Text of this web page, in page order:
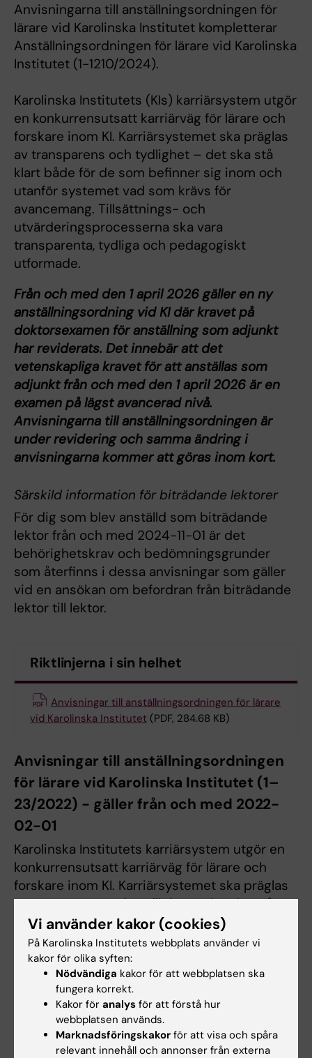
Anvisningarna till anställningsordningen för
lärare vid Karolinska Institutet kompletterar
Anställningsordningen för lärare vid Karolinska
Institutet (1-1210/2024).
Karolinska Institutets (KIs) karriärsystem utgör
en konkurrensutsatt karriärväg för lärare och
forskare inom KI. Karriärsystemet ska präglas
av transparens och tydlighet – det ska stå
klart både för de som befinner sig inom och
utanför systemet vad som krävs för
avancemang. Tillsättnings- och
utvärderingsprocesserna ska vara
transparenta, tydliga och pedagogiskt
utformade.
Från och med den 1 april 2026 gäller en ny
anställningsordning vid KI där kravet på
doktorsexamen för anställning som adjunkt
har reviderats. Det innebär att det
vetenskapliga kravet för att anställas som
adjunkt från och med den 1 april 2026 är en
examen på lägst avancerad nivå.
Anvisningarna till anställningsordningen är
under revidering och samma ändring i
anvisningarna kommer att göras inom kort.
Särskild information för biträdande lektorer
För dig som blev anställd som biträdande
lektor från och med 2024-11-01 är det
behörighetskrav och bedömningsgrunder
som återfinns i dessa anvisningar som gäller
vid en ansökan om befordran från biträdande
lektor till lektor.
Riktlinjerna i sin helhet
Anvisningar till anställningsordningen för lärare
vid Karolinska Institutet (PDF, 284.68 KB)
Anvisningar till anställningsordningen
för lärare vid Karolinska Institutet (1–
23/2022) - gäller från och med 2022-
02-01
Karolinska Institutets karriärsystem utgör en
konkurrensutsatt karriärväg för lärare och
forskare inom KI. Karriärsystemet ska präglas
av transparens och tydlighet – det ska stå
klart både för de som befinner sig inom och
utanför systemet vad som krävs för
avancemang. Tillsättnings- och
utvärderingsprocesserna ska vara
transparenta, tydliga och pedagogiskt
utformade.
Särskild information för biträdande lektorer
Vi använder kakor (cookies)
På Karolinska Institutets webbplats använder vi
kakor för olika syften:
Nödvändiga kakor för att webbplatsen ska
fungera korrekt.
Kakor för analys för att förstå hur
webbplatsen används.
Marknadsföringskakor för att visa och spåra
relevant innehåll och annonser från externa